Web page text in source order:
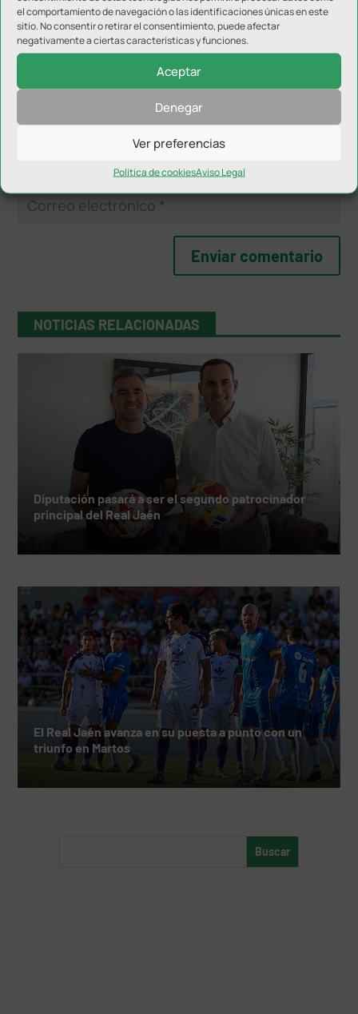
el comportamiento de navegación o las identificaciones únicas en este
sitio. No consentir o retirar el consentimiento, puede afectar
negativamente a ciertas características y funciones.
Aceptar
Denegar
Ver preferencias
Política de cookiesAviso Legal
NOTICIAS RELACIONADAS
Diputación pasará a ser el segundo patrocinador
principal del Real Jaén
El Real Jaén avanza en su puesta a punto con un
triunfo en Martos